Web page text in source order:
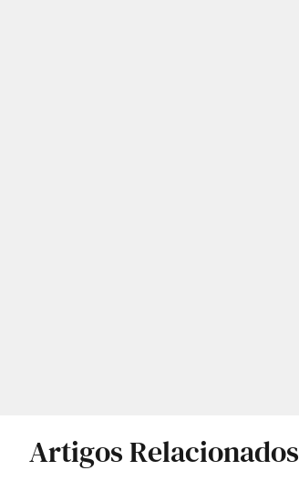
Artigos Relacionados